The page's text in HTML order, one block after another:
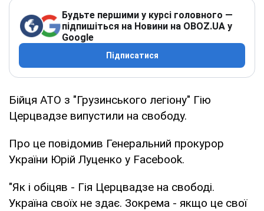
Будьте першими у курсі головного —
підпишіться на Новини на OBOZ.UA у
Google
Підписатися
Бійця АТО з "Грузинського легіону" Гію
Церцвадзе випустили на свободу.
Про це повідомив Генеральний прокурор
України Юрій Луценко у Facebook.
"Як і обіцяв - Гія Церцвадзе на свободі.
Україна своїх не здає. Зокрема - якщо це свої